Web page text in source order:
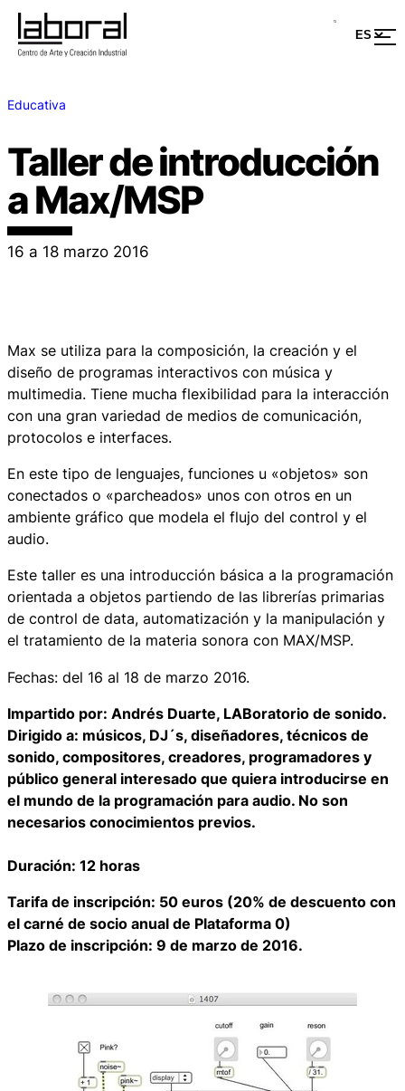
Educativa
Taller de introducción
a Max/MSP
16 a 18 marzo 2016
Max se utiliza para la composición, la creación y el
diseño de programas interactivos con música y
multimedia. Tiene mucha flexibilidad para la interacción
con una gran variedad de medios de comunicación,
protocolos e interfaces.
En este tipo de lenguajes, funciones u «objetos» son
conectados o «parcheados» unos con otros en un
ambiente gráfico que modela el flujo del control y el
audio.
Este taller es una introducción básica a la programación
orientada a objetos partiendo de las librerías primarias
de control de data, automatización y la manipulación y
el tratamiento de la materia sonora con MAX/MSP.
Fechas: del 16 al 18 de marzo 2016.
Impartido por: Andrés Duarte, LABoratorio de sonido.
Dirigido a: músicos, DJ´s, diseñadores, técnicos de
sonido, compositores, creadores, programadores y
público general interesado que quiera introducirse en
el mundo de la programación para audio. No son
necesarios conocimientos previos.
Duración: 12 horas
Tarifa de inscripción: 50 euros (20% de descuento con
el carné de socio anual de Plataforma 0)
Plazo de inscripción: 9 de marzo de 2016.